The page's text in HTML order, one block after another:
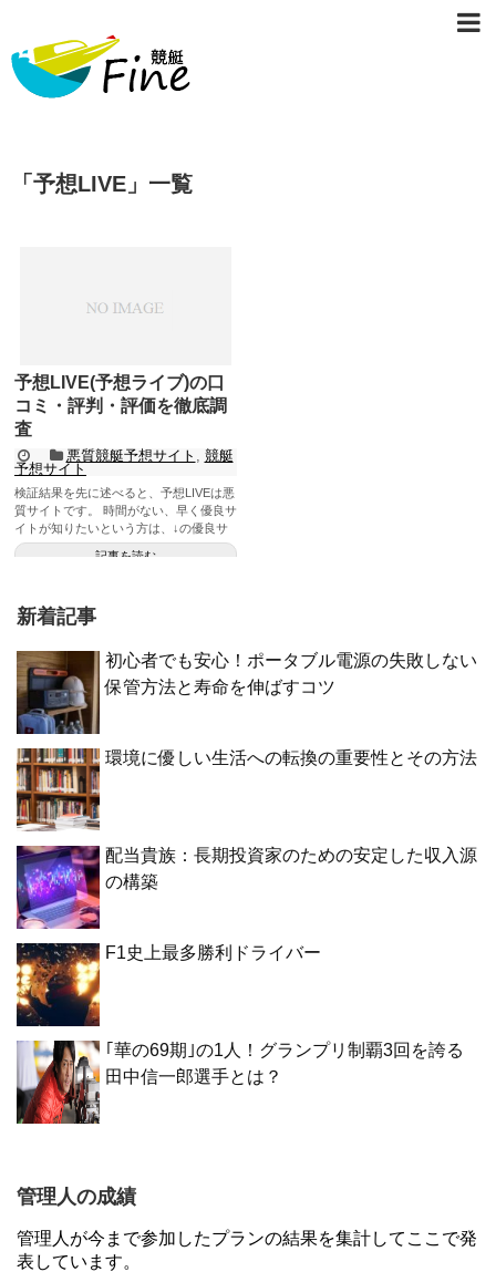
「 予想LIVE 」 一覧
予想LIVE(予想ライブ)の口
コミ・評判・評価を徹底調
査
悪質競艇予想サイト , 競艇
予想サイト
検証結果を先に述べると、予想LIVEは悪
質サイトです。 時間がない、早く優良サ
イトが知りたいという方は、↓の優良サ
イト一覧へ！ 稼げる優...
記事を読む
新着記事
初心者でも安心！ポータブル電源の失敗しない
保管方法と寿命を伸ばすコツ
環境に優しい生活への転換の重要性とその方法
配当貴族：長期投資家のための安定した収入源
の構築
F1史上最多勝利ドライバー
｢華の69期｣の1人！グランプリ制覇3回を誇る
田中信一郎選手とは？
管理人の成績
管理人が今まで参加したプランの結果を集計してここで発
表しています。